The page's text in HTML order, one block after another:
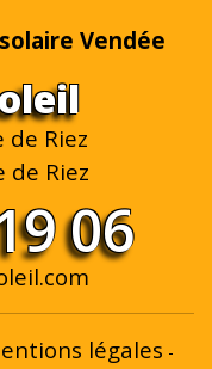
Vendée
de Riez
de Riez
06
légales -